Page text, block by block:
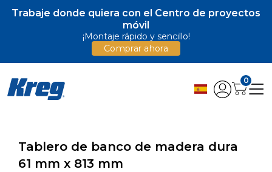
Trabaje donde quiera con el Centro de proyectos
móvil
¡Montaje rápido y sencillo!
Comprar ahora
0
Tablero de banco de madera dura
61 mm x 813 mm